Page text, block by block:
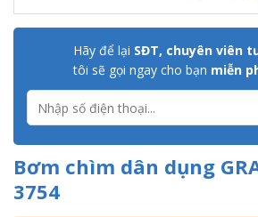
Hãy để lại SĐT, chuyên viên
tôi sẽ gọi ngay cho bạn miễn
Bơm chìm dân dụng
3754